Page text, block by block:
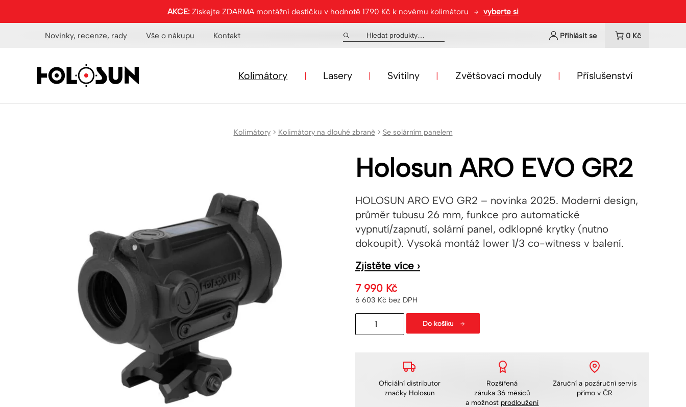
AKCE: Získejte ZDARMA montážní destičku v hodnotě 1790 Kč k novému kolimátoru vyberte si
Novinky, recenze, rady Vše o nákupu Kontakt Přihlásit se 0 Kč
Kolimátory Lasery Svítilny Zvětšovací moduly Příslušenství
Kolimátory> Kolimátory na dlouhé zbraně> Se solárním panelem
Holosun ARO EVO GR2
HOLOSUN ARO EVO GR2 – novinka 2025. Moderní design,
průměr tubusu 26 mm, funkce pro automatické
vypnutí/zapnutí, solární panel, odklopné krytky (nutno
dokoupit). Vysoká montáž lower 1/3 co-witness v balení.
Zjistěte více ›
7 990 Kč
6 603 Kč bez DPH
Holosun
Do košíku
Oficiální distributor
značky Holosun
Rozšířená
záruka 36 měsíců
a možnost prodloužení
Záruční a pozáruční servis
přímo v ČR